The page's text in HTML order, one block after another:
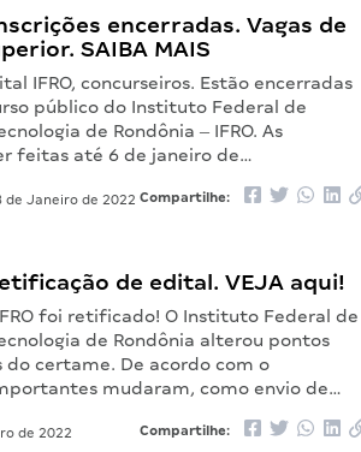
encerradas. Vagas de
SAIBA MAIS
IFRO, concurseiros. Estão encerradas
público do Instituto Federal de
de Rondônia ‒ IFRO. As
feitas até 6 de janeiro de…
de Janeiro de 2022 Compartilhe:
de edital. VEJA aqui!
foi retificado! O Instituto Federal de
de Rondônia alterou pontos
do certame. De acordo com o
mudaram, como envio de…
de 2022 Compartilhe: